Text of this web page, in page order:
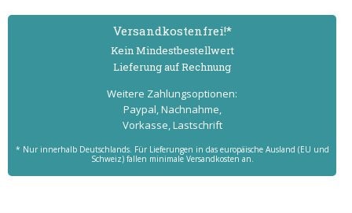
Versand­kostenfrei!*
Kein Mindest­bestell­wert
Lieferung auf Rechnung
Weitere Zahlungs­optionen:
Paypal, Nachnahme,
Vorkasse, Lastschrift
* Nur innerhalb Deutschlands. Für Lieferungen in das europäische Ausland (EU und
Schweiz) fallen minimale Versandkosten an.